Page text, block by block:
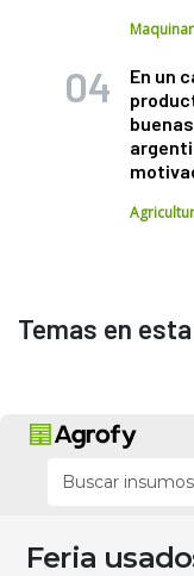
En un
Temas en
Feria